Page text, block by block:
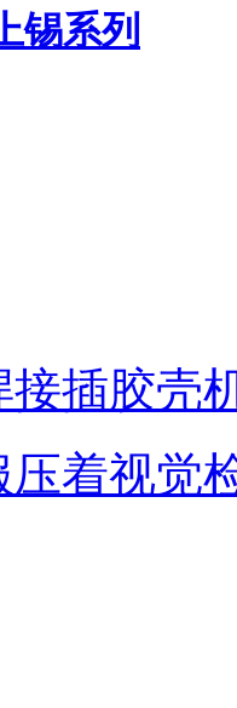
锡系列
接插胶壳
压着视觉